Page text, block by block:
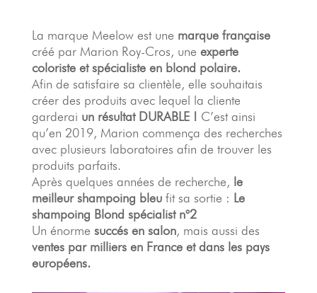
La marque Meelow est une marque française
créé par Marion Roy-Cros, une experte
coloriste et spécialiste en blond polaire.
Afin de satisfaire sa clientèle, elle souhaitais
créer des produits avec lequel la cliente
garderai un résultat DURABLE ! C’est ainsi
qu’en 2019, Marion commença des recherches
avec plusieurs laboratoires afin de trouver les
produits parfaits.
Après quelques années de recherche, le
meilleur shampoing bleufit sa sortie : Le
shampoing Blond spécialist n°2
Un énorme succés en salon, mais aussi des
ventes par milliers en France et dans les pays
européens.